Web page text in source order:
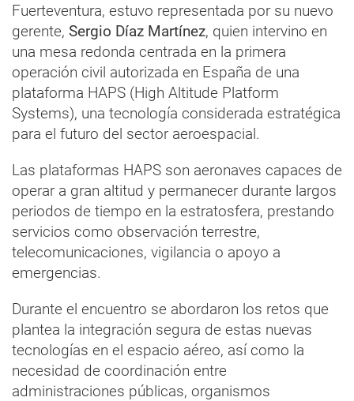
Fuerteventura, estuvo representada por su nuevo
gerente, Sergio Díaz Martínez, quien intervino en
una mesa redonda centrada en la primera
operación civil autorizada en España de una
plataforma HAPS (High Altitude Platform
Systems), una tecnología considerada estratégica
para el futuro del sector aeroespacial.
Las plataformas HAPS son aeronaves capaces de
operar a gran altitud y permanecer durante largos
periodos de tiempo en la estratosfera, prestando
servicios como observación terrestre,
telecomunicaciones, vigilancia o apoyo a
emergencias.
Durante el encuentro se abordaron los retos que
plantea la integración segura de estas nuevas
tecnologías en el espacio aéreo, así como la
necesidad de coordinación entre
administraciones públicas, organismos